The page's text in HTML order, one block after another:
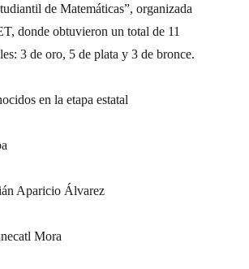
de Matemáticas”, organizada
donde obtuvieron un total de 11
3 de oro, 5 de plata y 3 de bronce.
en la etapa estatal
Aparicio Álvarez
Mora